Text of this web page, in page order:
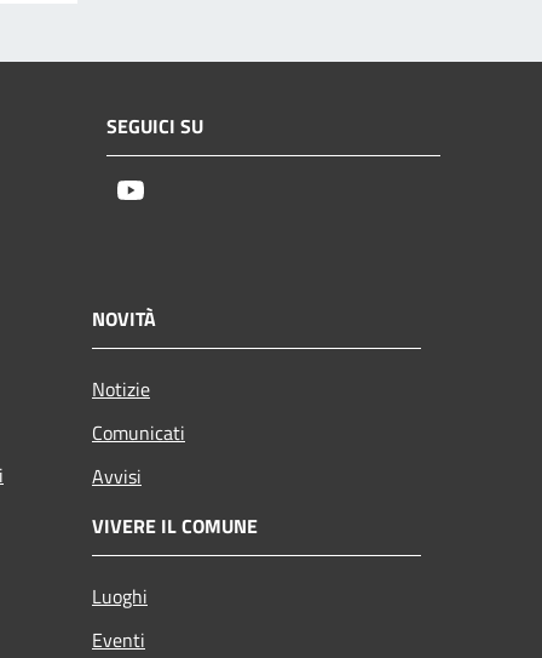
SEGUICI SU
NOVITÀ
Notizie
Comunicati
Avvisi
VIVERE IL COMUNE
Luoghi
Eventi